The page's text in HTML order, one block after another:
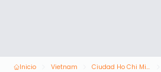
Inicio Vietnam Ciudad Ho Chi Minh